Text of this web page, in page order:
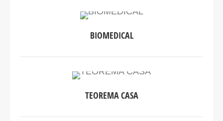
BIOMEDICAL
TEOREMA CASA